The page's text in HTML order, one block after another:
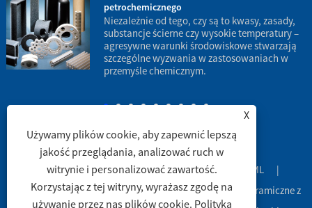
petrochemicznego
Niezależnie od tego, czy są to kwasy, zasady,
substancje ścierne czy wysokie temperatury –
agresywne warunki środowiskowe stwarzają
szczególne wyzwania w zastosowaniach w
przemyśle chemicznym.
Spinki do mankietów| Sitemap| RSS XML |
Copyright © 2003 Engineering Ceramic Co., Ltd. - Rury ceramiczne z
X
Używamy plików cookie, aby zapewnić lepszą
jakość przeglądania, analizować ruch w
witrynie i personalizować zawartość.
Korzystając z tej witryny, wyrażasz zgodę na
używanie przez nas plików cookie. Polityka